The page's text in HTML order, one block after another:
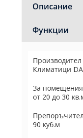
Описание
Функции
Производител
Климатици
За помещения
от 20 до 30
90 куб.м